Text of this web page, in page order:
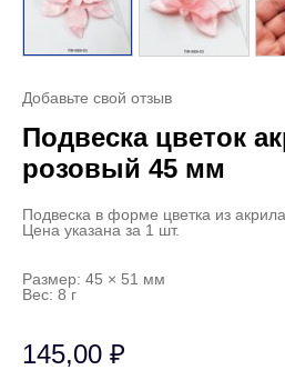
Добавьте свой отзыв
Подвеска цветок
розовый 45 мм
Подвеска в форме цветка из
Цена указана за 1 шт.
Размер: 45 × 51 мм
Вес: 8 г
145,00 ₽